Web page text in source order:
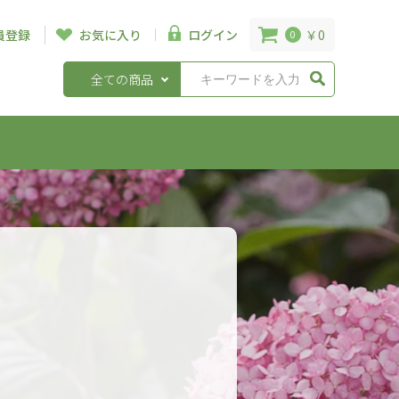
登録 お気に入り ログイン 0 ￥0
全ての商品